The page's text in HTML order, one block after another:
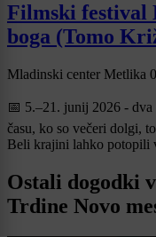
Filmski festival
boga (Tomo
Mladinski center Metlika
📅 5.–21. junij 2026 -
času, ko so večeri dolgi,
Beli krajini lahko potopili
Ostali dogodki
Trdine Novo